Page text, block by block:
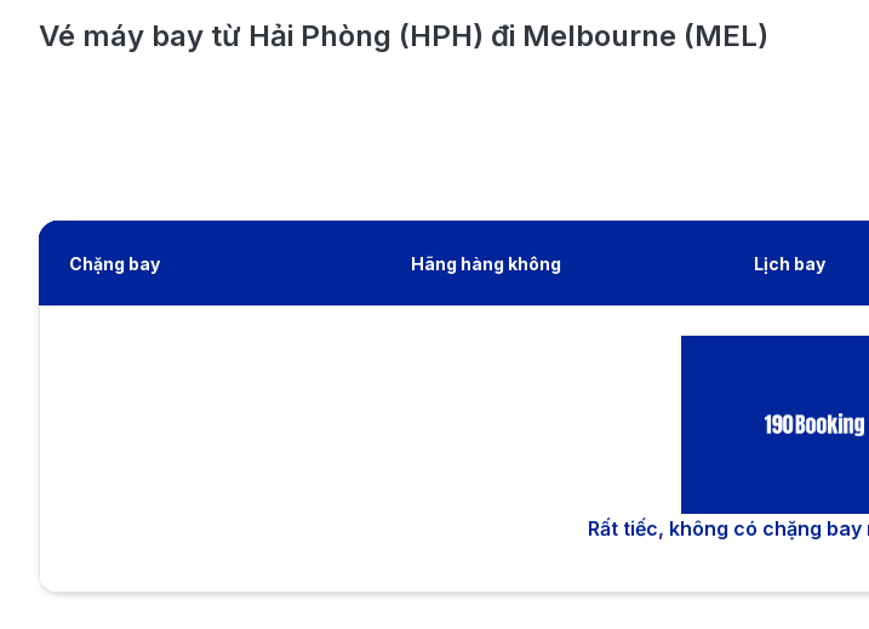
Vé máy bay từ Hải Phòng (HPH) đi Melbourne (MEL)
Chặng bay Hãng hàng không Lịch bay
Rất tiếc, không có chặng